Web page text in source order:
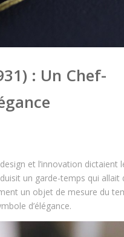
: Un Chef-
et l’innovation dictaient
un garde-temps qui allait
un objet de mesure du
d’élégance.